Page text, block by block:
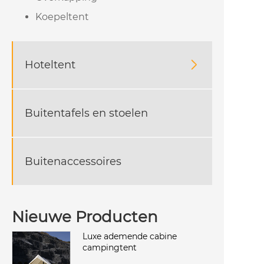
Koepeltent
Hoteltent 
Buitentafels en stoelen
Buitenaccessoires
Nieuwe Producten
Luxe ademende cabine
campingtent